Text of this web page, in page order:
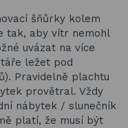
šňůrky kolem
tak, aby vítr nemohl
uvázat na více
ležet pod
Pravidelně plachtu
provětral. Vždy
nábytek / slunečník
platí, že musí být